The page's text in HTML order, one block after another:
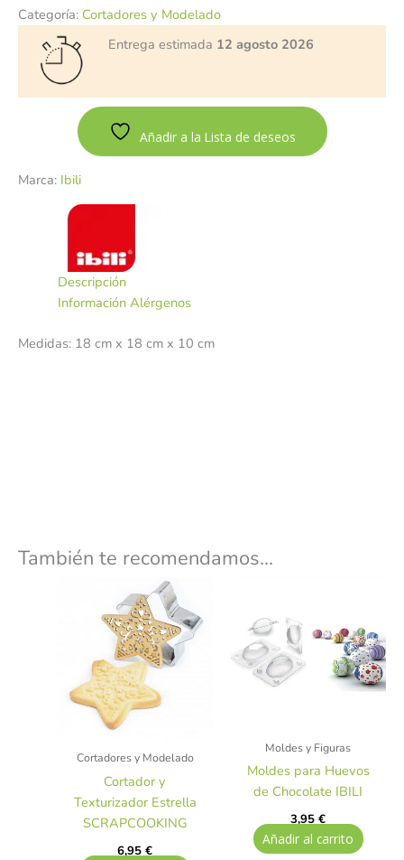
Categoría: Cortadores y Modelado
Entrega estimada 12 agosto 2026
Añadir a la Lista de deseos
Marca: Ibili
Descripción
Información Alérgenos
Medidas: 18 cm x 18 cm x 10 cm
También te recomendamos…
Cortadores y Modelado
Cortador y
Texturizador Estrella
SCRAPCOOKING
6,95€
Moldes y Figuras
Moldes para Huevos
de Chocolate IBILI
3,95€
Añadir al carrito